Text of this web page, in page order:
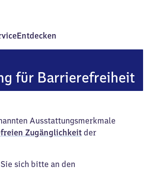
Entdecken
für Barrierefreiheit
Ausstattungsmerkmale
Zugänglichkeit der
sich bitte an den